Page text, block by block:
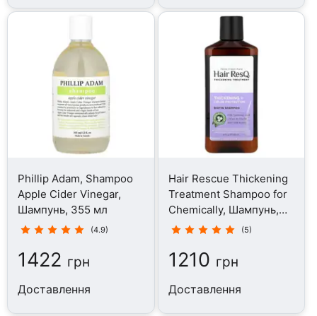
Phillip Adam, Shampoo
Apple Cider Vinegar,
Шампунь, 355 мл
(4.9)
1422 грн
Доставлення
Hair Rescue Thickening
Treatment Shampoo for
Chemically, Шампунь,
355 мл
(5)
1210 грн
Доставлення